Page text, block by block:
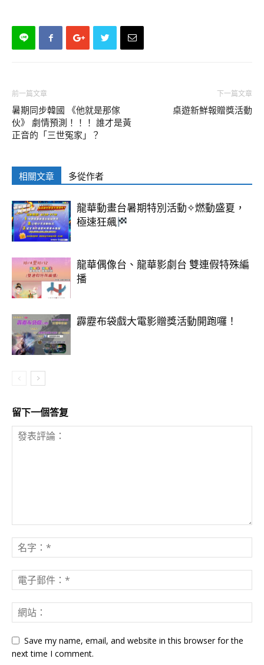
前一篇文章
暑期同步韓國 《他就是那傢
伙》 劇情預測！！！ 誰才是黃
正音的「三世冤家」？
下一篇文章
桌遊新鮮報贈獎活動
相關文章 多從作者
龍華動畫台暑期特別活動✧燃動盛夏，
極速狂飆
龍華偶像台、龍華影劇台 雙連假特殊編
播
霹靂布袋戲大電影贈獎活動開跑囉！
留下一個答复
Save my name, email, and website in this browser for the
next time I comment.